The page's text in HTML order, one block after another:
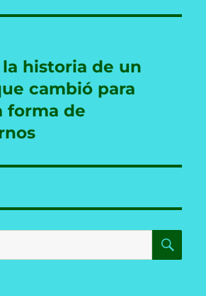
historia de un
cambió para
forma de